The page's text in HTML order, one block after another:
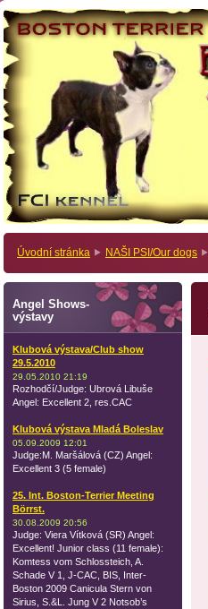
Úvodní stránka NAŠI PSI/Our dogs
Angel Shows-
výstavy
Klubová výstava/Club show
29.5.2010
29.05.2010 21:19
Rozhodčí/Judge: Ubrová Libuše
Angel: Excellent 2, res.CAC
Klubová výstava Mladá Boleslav
05.09.2009 12:01
Judge:M. Maršálová (CZ) Angel:
Excellent 3 (5 female)
25. Int. Boston-Terrier Meeting
Börrst.
30.08.2009 20:56
Judge: Viera Vítková (SR) Angel:
Excellent! Junior class (11 female):
Komtess vom Schlossteich, A.
Schade V 1, J-CAC, BIS, Inter-
Boston 2009 Canicula Stern von
Sirius, S.&L. Jung V 2 Notsob’s